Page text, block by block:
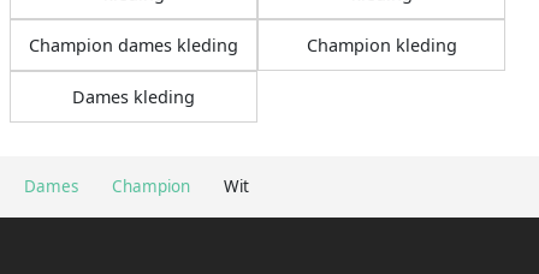
Dames Champion Wit
Champion dames kleding Champion kleding
Dames kleding